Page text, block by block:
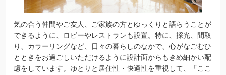
気の合う仲間やご友人、ご家族の方とゆっくりと語らうことが
できるように、ロビーやレストランも設置。特に、採光、間取
り、カラーリングなど、日々の暮らしのなかで、心がなごむひ
とときをお過ごしいただけるように設計面からもきめ細かい配
慮をしています。ゆとりと居住性・快適性を重視して、「ここ